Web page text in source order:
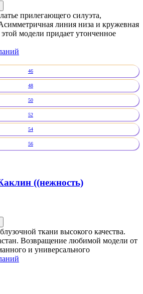
прилегающего силуэта,
линия низа и кружевная
этой модели придает утонченное
46
48
50
52
54
56
((нежность)
ткани высокого качества.
Возвращение любимой модели от
и универсального